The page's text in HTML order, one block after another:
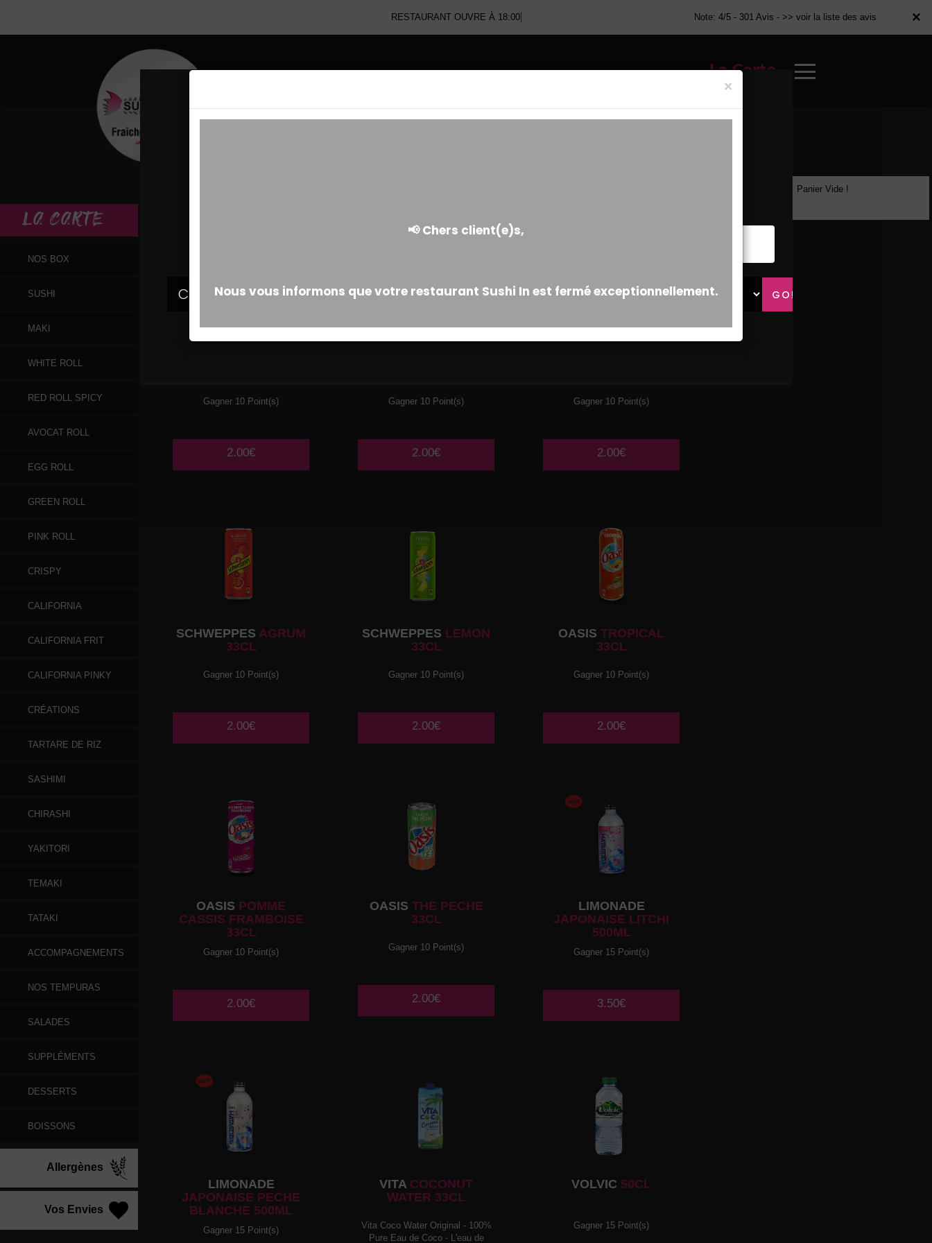
×
RESTAURANT OUVRE À 1 Note: 4/5 - 301 Avis - >> voir la liste des avis
La Carte
×
LA CARTE
NOS BOX
SUSHI
MAKI
WHITE ROLL
RED ROLL SPICY
AVOCAT ROLL
EGG ROLL
GREEN ROLL
PINK ROLL
CRISPY
CALIFORNIA
CALIFORNIA FRIT
CALIFORNIA PINKY
CRÉATIONS
TARTARE DE RIZ
SASHIMI
CHIRASHI
YAKITORI
TEMAKI
TATAKI
ACCOMPAGNEMENTS
NOS TEMPURAS
SALADES
SUPPLÉMENTS
DESSERTS
BOISSONS
Allergènes
Vos Envies
Gagner 10 Point(s)
2.00€
Gagner 10 Point(s)
2.00€
Gagner 10 Point(s)
2.00€
SCHWEPPES AGRUM
33CL
Gagner 10 Point(s)
2.00€
SCHWEPPES LEMON
33CL
Gagner 10 Point(s)
2.00€
OASIS TROPICAL
33CL
Gagner 10 Point(s)
2.00€
OASIS POMME
CASSIS FRAMBOISE
33CL
Gagner 10 Point(s)
2.00€
OASIS THE PECHE
33CL
Gagner 10 Point(s)
2.00€
LIMONADE
JAPONAISE LITCHI
500ML
Gagner 15 Point(s)
3.50€
LIMONADE
JAPONAISE PECHE
BLANCHE 500ML
Gagner 15 Point(s)
VITA COCONUT
WATER 33CL
Vita Coco Water Original - 100%
Pure Eau de Coco - L'eau de
VOLVIC 50CL
Gagner 15 Point(s)
Panier Vide !
×